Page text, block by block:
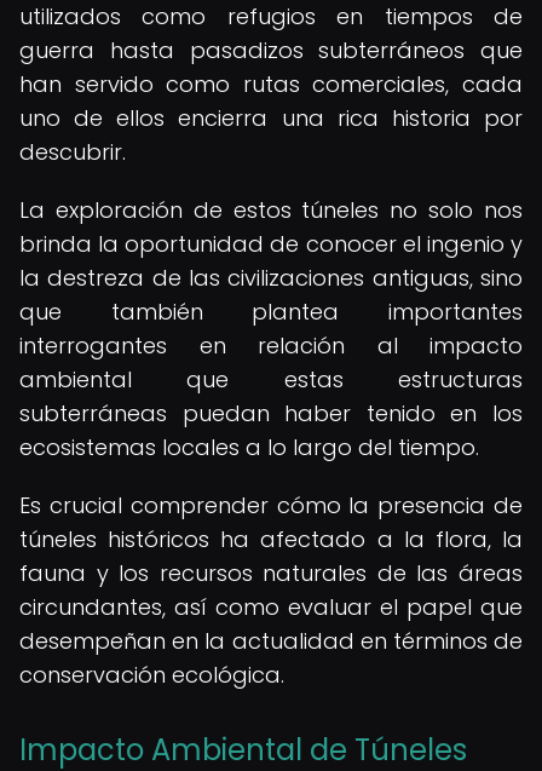
utilizados como refugios en tiempos de
guerra hasta pasadizos subterráneos que
han servido como rutas comerciales, cada
uno de ellos encierra una rica historia por
descubrir.
La exploración de estos túneles no solo nos
brinda la oportunidad de conocer el ingenio y
la destreza de las civilizaciones antiguas, sino
que también plantea importantes
interrogantes en relación al impacto
ambiental que estas estructuras
subterráneas puedan haber tenido en los
ecosistemas locales a lo largo del tiempo.
Es crucial comprender cómo la presencia de
túneles históricos ha afectado a la flora, la
fauna y los recursos naturales de las áreas
circundantes, así como evaluar el papel que
desempeñan en la actualidad en términos de
conservación ecológica.
Impacto Ambiental de Túneles